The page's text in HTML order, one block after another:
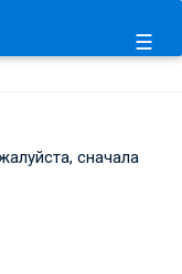
☰
сначала